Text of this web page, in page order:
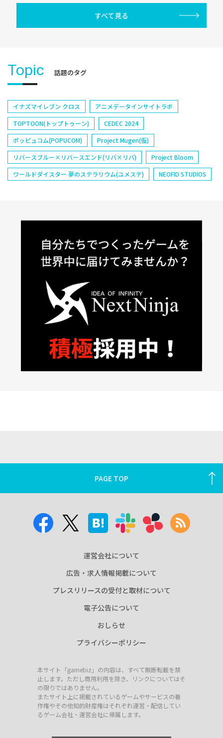
すべて見る
Topic 話題のタグ
イナズマイレブン クロス
アニメデータインサイトラボ
TOPTOON(トップトゥーン)
CEDEC 2024
ポッピュコム(POPUCOM)
Project Mugen(仮)
リバースブルー×リバースエンド(リバ×リバ)
Project Bloom
ワールドダイスター 夢のステラリウム(ユメステ)
NEOFID STUDIOS
PAGE TOP
運営会社について
広告・求人情報掲載について
プレスリリースの受付と取材について
電子公告について
おしらせ
プライバシーポリシー
本サイト「gamebiz」の内容は、すべて無断転載を禁
止します。ただし商用利用を除き、リンクについてはそ
の限りではありません。
またサイト上に掲載されているゲームやサービスの著
作権やその他知的財産権はそれぞれ運営・配信してい
るゲーム会社・運営会社に帰属します。